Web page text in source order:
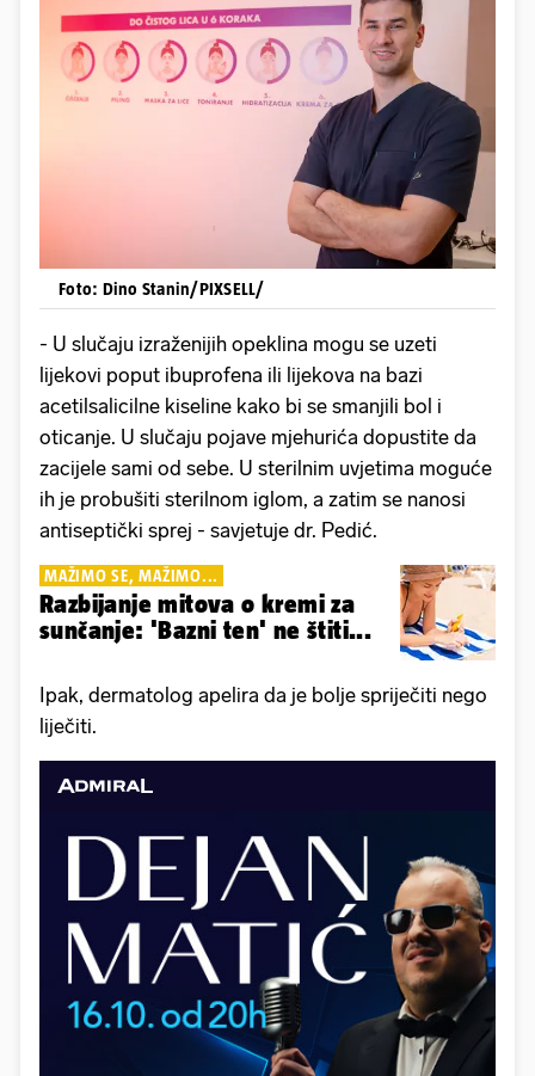
Foto: Dino Stanin/PIXSELL/
- U slučaju izraženijih opeklina mogu se uzeti
lijekovi poput ibuprofena ili lijekova na bazi
acetilsalicilne kiseline kako bi se smanjili bol i
oticanje. U slučaju pojave mjehurića dopustite da
zacijele sami od sebe. U sterilnim uvjetima moguće
ih je probušiti sterilnom iglom, a zatim se nanosi
antiseptički sprej - savjetuje dr. Pedić.
MAŽIMO SE, MAŽIMO...
Razbijanje mitova o kremi za
sunčanje: 'Bazni ten' ne štiti...
Ipak, dermatolog apelira da je bolje spriječiti nego
liječiti.